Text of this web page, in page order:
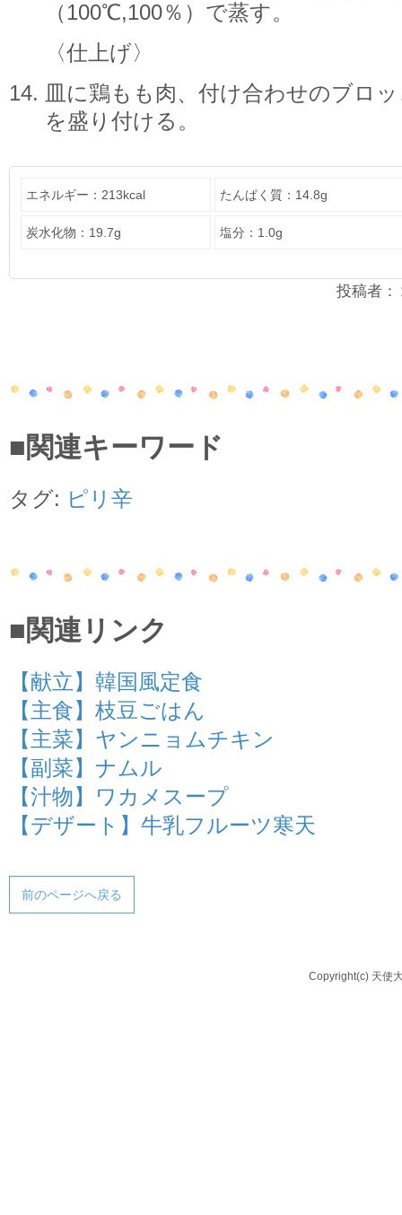
（100℃,100％）で蒸す。
〈仕上げ〉
皿に鶏もも肉、付け合わせのブロ
を盛り付ける。
エネルギー：213kcal たんぱく質：14.8g
炭水化物：19.7g 塩分：1.0g
投稿者
■関連キーワード
タグ: ピリ辛
■関連リンク
【献立】韓国風定食
【主食】枝豆ごはん
【主菜】ヤンニョムチキン
【副菜】ナムル
【汁物】ワカメスープ
【デザート】牛乳フルーツ寒天
前のページへ戻る
Copyright(c) 天使